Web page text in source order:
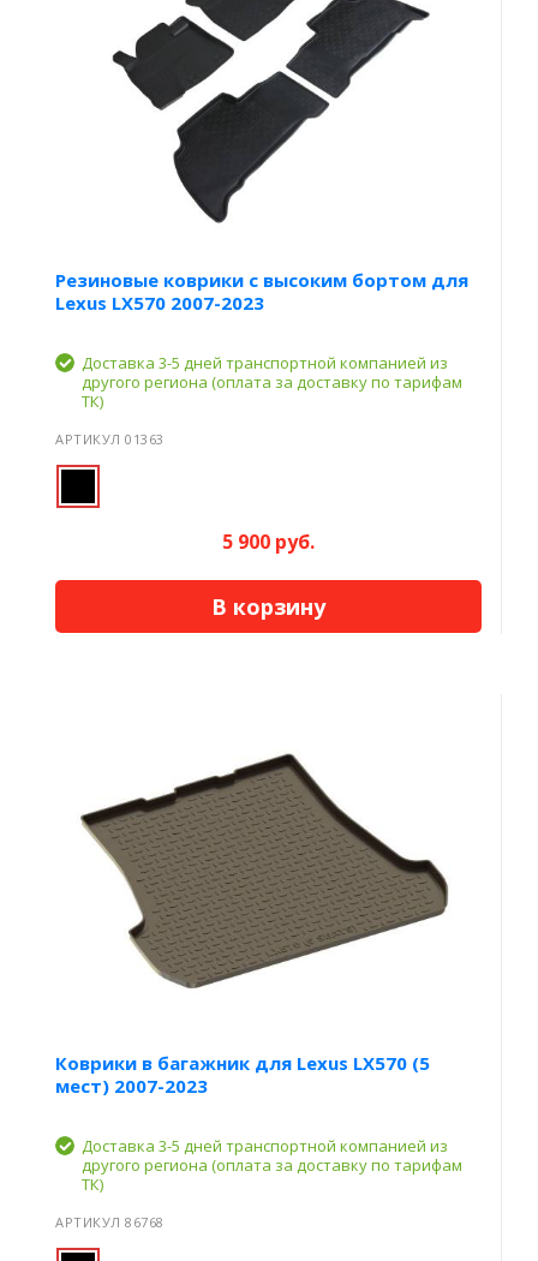
Резиновые коврики с высоким бортом для
Lexus LX570 2007-2023
Доставка 3-5 дней транспортной компанией из
другого региона (оплата за доставку по тарифам
ТК)
АРТИКУЛ 01363
5 900 руб.
В корзину
Коврики в багажник для Lexus LX570 (5
мест) 2007-2023
Доставка 3-5 дней транспортной компанией из
другого региона (оплата за доставку по тарифам
ТК)
АРТИКУЛ 86768